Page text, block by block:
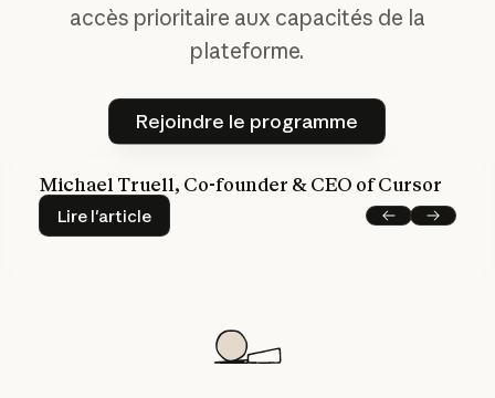
accès prioritaire aux capacités de la
plateforme.
Rejoindre le programme
Rejoindre le programme
Michael Truell, Co-founder & CEO of Cursor
Lire l'article
Lire l'article
Précédent
Suivant